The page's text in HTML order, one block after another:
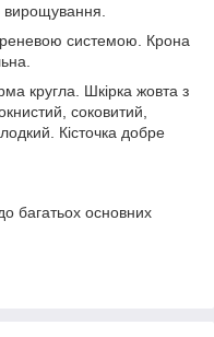
вирощування.
системою. Крона
кругла. Шкірка жовта з
соковитий,
Кісточка добре
багатьох основних